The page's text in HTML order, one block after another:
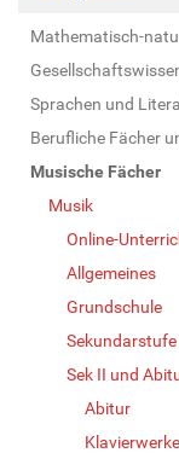
:
Mathematisch-
Sprachen und
Berufliche Fächer
Musische Fächer
Musik
Online-
Allgemeines
Grundschule
Sekundarstufe
Sek II und
Abitur